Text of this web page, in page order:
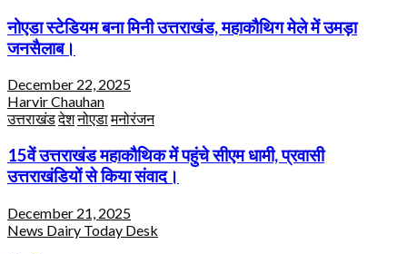
नोएडा स्टेडियम बना मिनी उत्तराखंड, महाकौथिग मेले में उमड़ा
जनसैलाब।
December 22, 2025
Harvir Chauhan
उत्तराखंडदेशनोएडामनोरंजन
15वें उत्तराखंड महाकौथिक में पहुंचे सीएम धामी, प्रवासी
उत्तराखंडियों से किया संवाद।
December 21, 2025
News Dairy Today Desk